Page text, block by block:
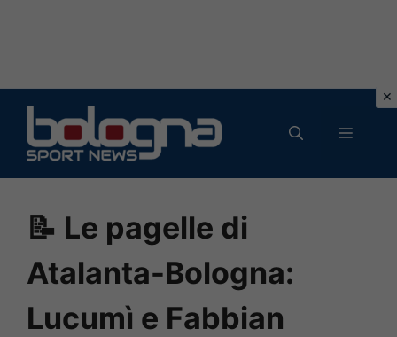
contenuto
MENU
📝 Le pagelle di
Atalanta-Bologna:
Lucumì e Fabbian